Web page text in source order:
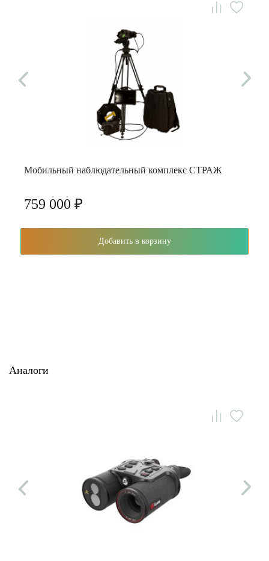
Мобильный наблюдательный комплекс СТРАЖ
759 000 ₽
Добавить в корзину
Аналоги